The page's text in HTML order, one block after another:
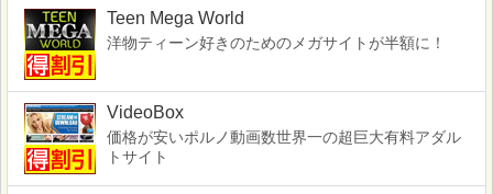
Teen Mega World
洋物ティーン好きのためのメガサイトが半額に！
VideoBox
価格が安いポルノ動画数世界一の超巨大有料アダル
トサイト